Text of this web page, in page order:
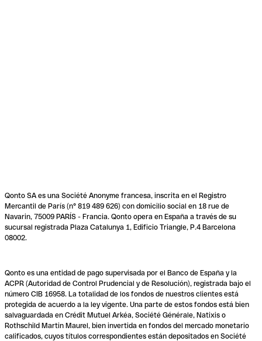
Qonto SA es una Société Anonyme francesa, inscrita en el Registro
Mercantil de París (n° 819 489 626) con domicilio social en 18 rue de
Navarin, 75009 PARÍS - Francia. Qonto opera en España a través de su
sucursal registrada Plaza Catalunya 1, Edificio Triangle, P.4 Barcelona
08002.
Qonto es una entidad de pago supervisada por el Banco de España y la
ACPR (Autoridad de Control Prudencial y de Resolución), registrada bajo el
número CIB 16958. La totalidad de los fondos de nuestros clientes está
protegida de acuerdo a la ley vigente. Una parte de estos fondos está bien
salvaguardada en Crédit Mutuel Arkéa, Société Générale, Natixis o
Rothschild Martin Maurel, bien invertida en fondos del mercado monetario
calificados, cuyos títulos correspondientes están depositados en Société